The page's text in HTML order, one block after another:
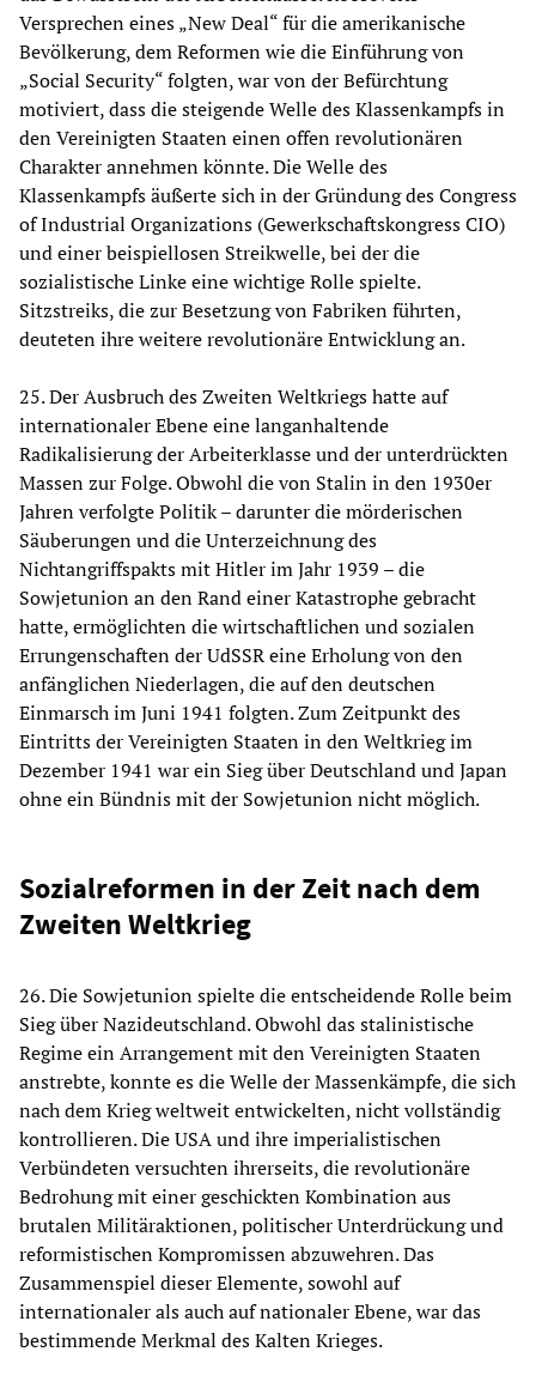
Versprechen eines „New Deal“ für die amerikanische
Bevölkerung, dem Reformen wie die Einführung von
„Social Security“ folgten, war von der Befürchtung
motiviert, dass die steigende Welle des Klassenkampfs in
den Vereinigten Staaten einen offen revolutionären
Charakter annehmen könnte. Die Welle des
Klassenkampfs äußerte sich in der Gründung des Congress
of Industrial Organizations (Gewerkschaftskongress CIO)
und einer beispiellosen Streikwelle, bei der die
sozialistische Linke eine wichtige Rolle spielte.
Sitzstreiks, die zur Besetzung von Fabriken führten,
deuteten ihre weitere revolutionäre Entwicklung an.
25. Der Ausbruch des Zweiten Weltkriegs hatte auf
internationaler Ebene eine langanhaltende
Radikalisierung der Arbeiterklasse und der unterdrückten
Massen zur Folge. Obwohl die von Stalin in den 1930er
Jahren verfolgte Politik – darunter die mörderischen
Säuberungen und die Unterzeichnung des
Nichtangriffspakts mit Hitler im Jahr 1939 – die
Sowjetunion an den Rand einer Katastrophe gebracht
hatte, ermöglichten die wirtschaftlichen und sozialen
Errungenschaften der UdSSR eine Erholung von den
anfänglichen Niederlagen, die auf den deutschen
Einmarsch im Juni 1941 folgten. Zum Zeitpunkt des
Eintritts der Vereinigten Staaten in den Weltkrieg im
Dezember 1941 war ein Sieg über Deutschland und Japan
ohne ein Bündnis mit der Sowjetunion nicht möglich.
Sozialreformen in der Zeit nach dem
Zweiten Weltkrieg
26. Die Sowjetunion spielte die entscheidende Rolle beim
Sieg über Nazideutschland. Obwohl das stalinistische
Regime ein Arrangement mit den Vereinigten Staaten
anstrebte, konnte es die Welle der Massenkämpfe, die sich
nach dem Krieg weltweit entwickelten, nicht vollständig
kontrollieren. Die USA und ihre imperialistischen
Verbündeten versuchten ihrerseits, die revolutionäre
Bedrohung mit einer geschickten Kombination aus
brutalen Militäraktionen, politischer Unterdrückung und
reformistischen Kompromissen abzuwehren. Das
Zusammenspiel dieser Elemente, sowohl auf
internationaler als auch auf nationaler Ebene, war das
bestimmende Merkmal des Kalten Krieges.